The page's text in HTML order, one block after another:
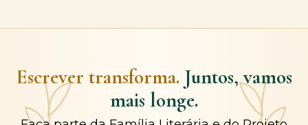
Escrever transforma. Juntos, vamos
mais longe.